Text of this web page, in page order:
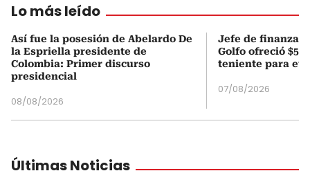
Lo más leído
Así fue la posesión de Abelardo De
la Espriella presidente de
Colombia: Primer discurso
presidencial
08/08/2026
Jefe de finanzas
Golfo ofreció
teniente para
07/08/2026
Últimas Noticias